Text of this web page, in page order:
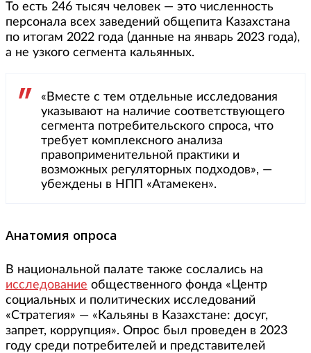
То есть 246 тысяч человек — это численность
персонала всех заведений общепита Казахстана
по итогам 2022 года (данные на январь 2023 года),
а не узкого сегмента кальянных.
«Вместе с тем отдельные исследования
указывают на наличие соответствующего
сегмента потребительского спроса, что
требует комплексного анализа
правоприменительной практики и
возможных регуляторных подходов», —
убеждены в НПП «Атамекен».
Анатомия опроса
В национальной палате также сослались на
исследование общественного фонда «Центр
социальных и политических исследований
«Стратегия» — «Кальяны в Казахстане: досуг,
запрет, коррупция». Опрос был проведен в 2023
году среди потребителей и представителей